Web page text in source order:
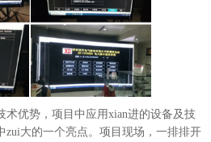
术优势，项目中应用xian进的设备及技
zui大的一个亮点。项目现场，一排排开